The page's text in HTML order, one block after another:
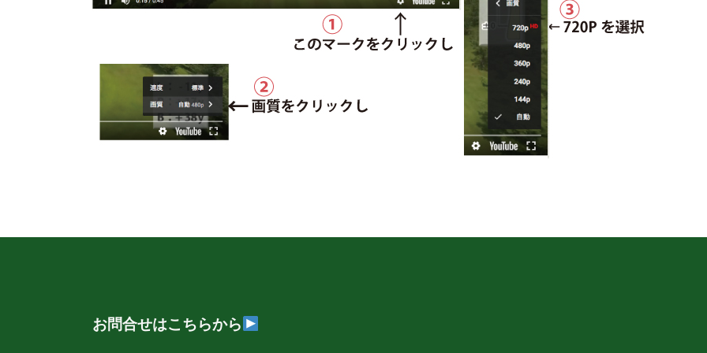
お問合せはこちらから